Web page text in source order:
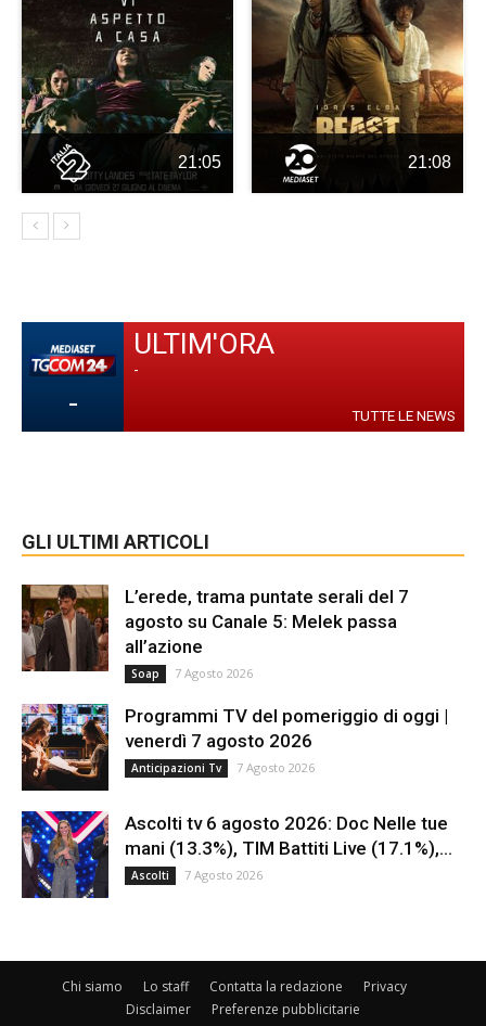
21:05 21:08
-
ULTIM'ORA
-
TUTTE LE NEWS
GLI ULTIMI ARTICOLI
L’erede, trama puntate serali del 7
agosto su Canale 5: Melek passa
all’azione
Soap 7 Agosto 2026
Programmi TV del pomeriggio di oggi |
venerdì 7 agosto 2026
Anticipazioni Tv 7 Agosto 2026
Ascolti tv 6 agosto 2026: Doc Nelle tue
mani (13.3%), TIM Battiti Live (17.1%),...
Ascolti 7 Agosto 2026
Chi siamo Lo staff Contatta la redazione
Privacy
Disclaimer
Preferenze pubblicitarie